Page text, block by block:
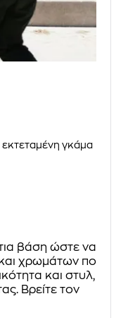
γκάμα
βάση ώστε να
χρωμάτων που
και στυλ,
Βρείτε τον